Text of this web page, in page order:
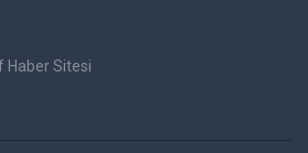
Haber Sitesi